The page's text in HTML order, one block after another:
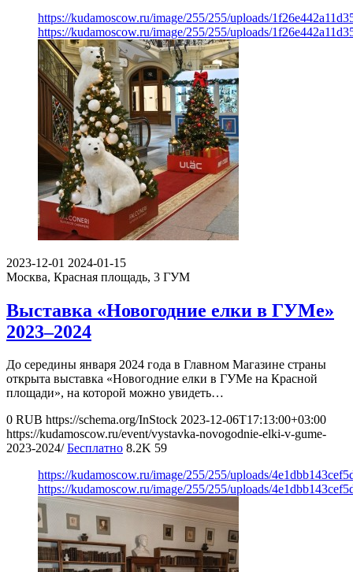
https://kudamoscow.ru/image/255/255/uploads/
https://kudamoscow.ru/image/255/255/uploads/
2023-12-01 2024-01-15
Москва, Красная площадь, 3 ГУМ
Выставка «Новогодние елки в ГУМе»
2023–2024
До середины января 2024 года в Главном Магазине страны
открыта выставка «Новогодние елки в ГУМе на Красной
площади», на которой можно увидеть…
0 RUB https://schema.org/InStock 2023-12-06T17:13:00+03:00
https://kudamoscow.ru/event/vystavka-novogodnie-elki-v-gume-
2023-2024/ Бесплатно 8.2K 59
https://kudamoscow.ru/image/255/255/uploads/
https://kudamoscow.ru/image/255/255/uploads/